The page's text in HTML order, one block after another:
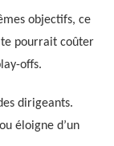
objectifs, ce
pourrait coûter
offs.
dirigeants.
éloigne d’un